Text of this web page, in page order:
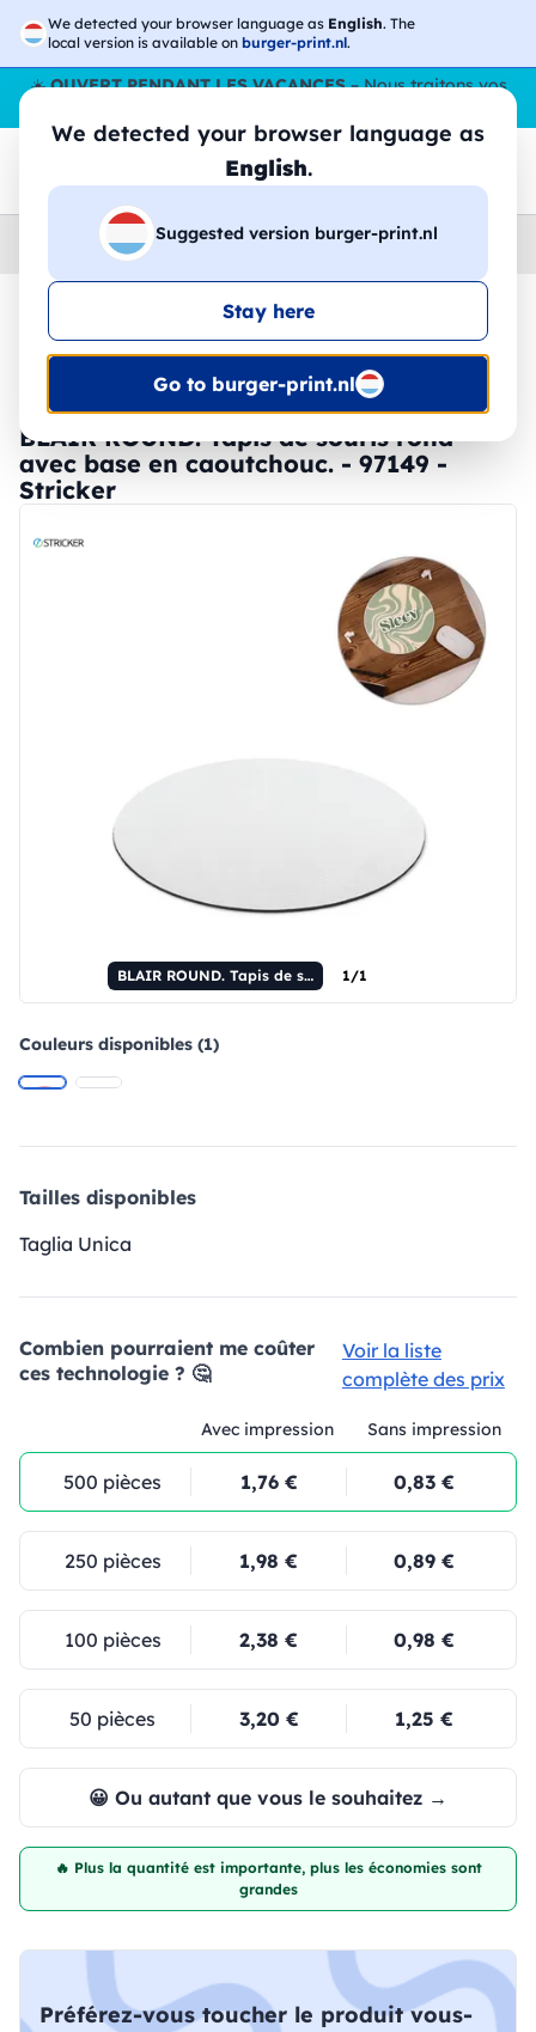
We detected your browser language as English. The
local version is available on burger-print.nl.
We detected your browser language as
English.
Suggested version burger-print.nl
Stay here
Go to burger-print.nl
☀️OUVERT PENDANT LES VACANCES– Nous traitons vos
Accessoires › technologie-personnalisee
🔥 Impression DTF à -30 %
BLAIR ROUND. Tapis de souris rond
avec base en caoutchouc. - 97149 -
Stricker
BLAIR ROUND. Tapis de souris rond avec base en caoutchouc. 1/1
Couleurs disponibles (1)
Tailles disponibles
Taglia Unica
Combien pourraient me coûter
ces technologie ? 🤔
Voir la liste
complète des prix
Avec impression Sans impression
500 pièces 1,76 € 0,83 €
250 pièces 1,98 € 0,89 €
100 pièces 2,38 € 0,98 €
50 pièces 3,20 € 1,25 €
😀 Ou autant que vous le souhaitez →
🔥 Plus la quantité est importante, plus les économies sont
grandes
Préférez-vous toucher le produit vous-